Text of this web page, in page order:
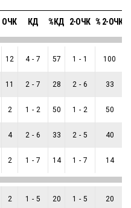
ОЧК КД %КД 2-ОЧК % 2-ОЧК
12 4 - 7 57 1 - 1 100
11 2 - 7 28 2 - 6 33
2 1 - 2 50 1 - 2 50
4 2 - 6 33 2 - 5 40
2 1 - 7 14 1 - 7 14
2 1 - 5 20 1 - 5 20